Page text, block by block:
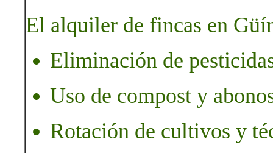
El alquiler de fincas en
Eliminación de
Uso de compost y
Rotación de cultivos y